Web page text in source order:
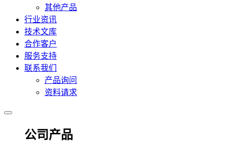
其他产品
行业资讯
技术文库
合作客户
服务支持
联系我们
产品询问
资料请求
公司产品